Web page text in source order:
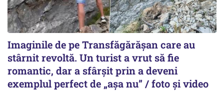
Imaginile de pe Transfăgărășan care au
stârnit revoltă. Un turist a vrut să fie
romantic, dar a sfârșit prin a deveni
exemplul perfect de „așa nu” / foto și video